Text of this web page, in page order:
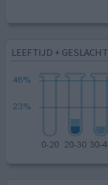
LEEFTIJD + GESLACHT